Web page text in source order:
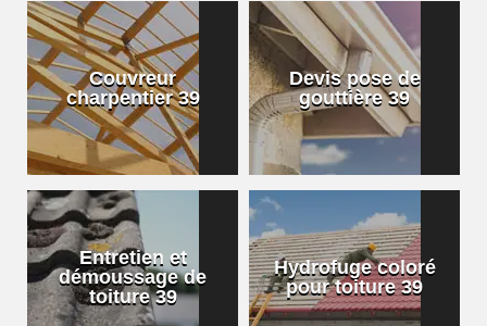
Couvreur
charpentier 39
Devis pose de
gouttière 39
Entretien et
démoussage de
toiture 39
Hydrofuge coloré
pour toiture 39